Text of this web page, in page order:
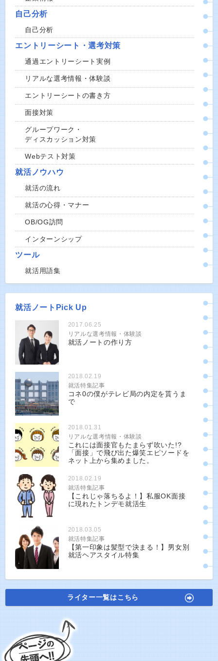
自己分析
自己分析
エントリーシート・選考対策
通過エントリーシート実例
リアルな選考情報・体験談
エントリーシートの書き方
面接対策
グループワーク・
ディスカッション対策
Webテスト対策
就活ノウハウ
就活の流れ
就活の心得・マナー
OB/OG訪問
インターンシップ
ツール
就活用語集
就活ノートPick Up
2017.06.25
リアルな選考情報・体験談
就活ノートの作り方
2018.02.19
就活特集記事
コネ0の僕がテレビ局の内定を貰うま
で
2018.01.31
リアルな選考情報・体験談
これには面接官もたまらず吹いた!?
「面接」で飛び出た爆笑エピソードを
ネット上から集めました。
2018.02.19
就活特集記事
【これじゃ落ちるよ！】私服OK面接
に現れたトンデモ就活生
2018.03.05
就活特集記事
【第一印象は髪型で決まる！】男女別
就活ヘアスタイル特集
ライター一覧はこちら